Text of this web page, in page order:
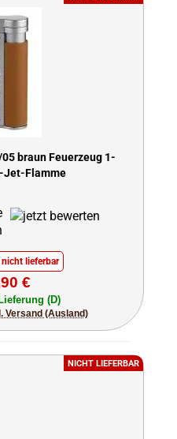
braun Feuerzeug 1-
Jet-Flamme
lieferbar
€
(D)
Versand (Ausland)
NICHT LIEFERBAR